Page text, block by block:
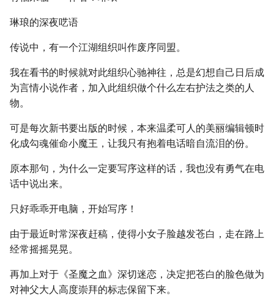
琳琅的深夜呓语
传说中，有一个江湖组织叫作废序同盟。
我在看书的时候就对此组织心驰神往，总是幻想自己日后成
为言情小说作者，加入此组织做个什么左右护法之类的人
物。
可是每次新书要出版的时候，本来温柔可人的美丽编辑顿时
化成勾魂催命小魔王，让我只有抱着电话暗自流泪的份。
原本那句，为什么一定要写序这样的话，我也没有勇气在电
话中说出来。
只好乖乖开电脑，开始写序！
由于最近时常深夜赶稿，使得小女子脸越发苍白，走在路上
经常摇摇晃晃。
再加上对于《圣魔之血》深切迷恋，决定把苍白的脸色做为
对神父大人高度崇拜的标志保留下来。